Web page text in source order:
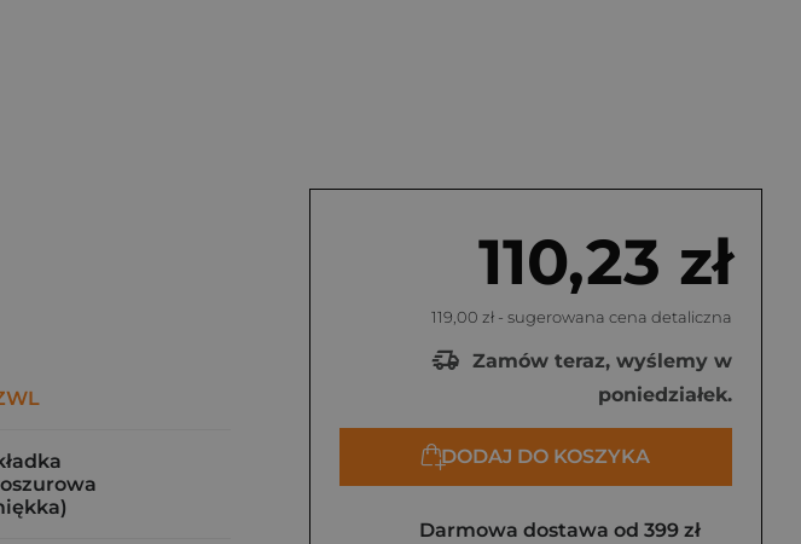
110,23 zł
119,00 zł - sugerowana cena detaliczna
Zamów teraz, wyślemy w
poniedziałek.
DODAJ DO KOSZYKA
Darmowa dostawa od 399 zł